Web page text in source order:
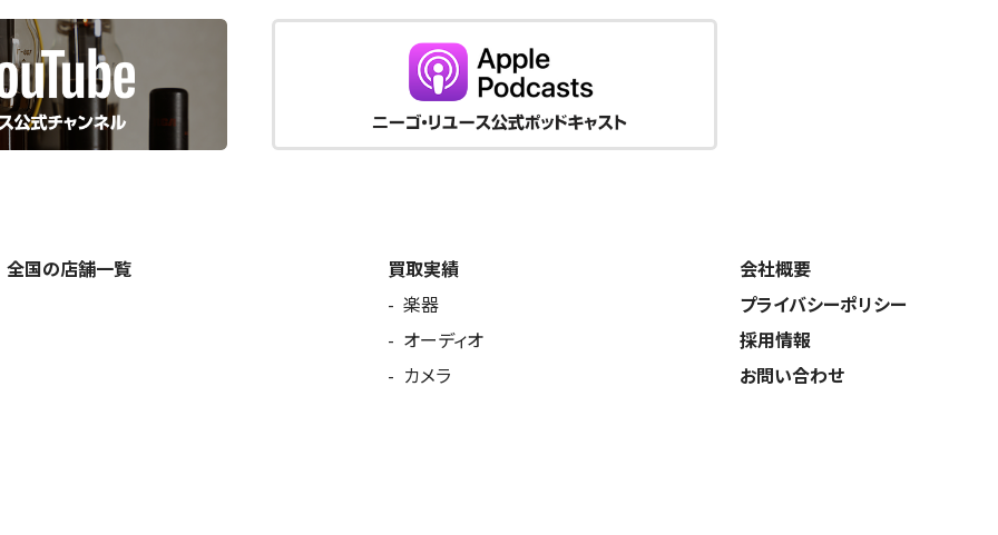
全国の店舗一覧
買取実績
楽器
オーディオ
カメラ
会社概要
プライバシーポリシー
採用情報
お問い合わせ